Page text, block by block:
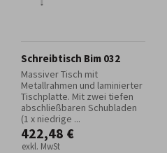
Schreibtisch Bim 032
Massiver Tisch mit
Metallrahmen und laminierter
Tischplatte. Mit zwei tiefen
abschließbaren Schubladen
(1 x niedrige ...
422,48 €
exkl. MwSt